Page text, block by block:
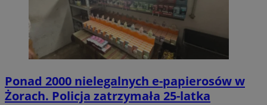
Ponad 2000 nielegalnych e-papierosów w
Żorach. Policja zatrzymała 25-latka